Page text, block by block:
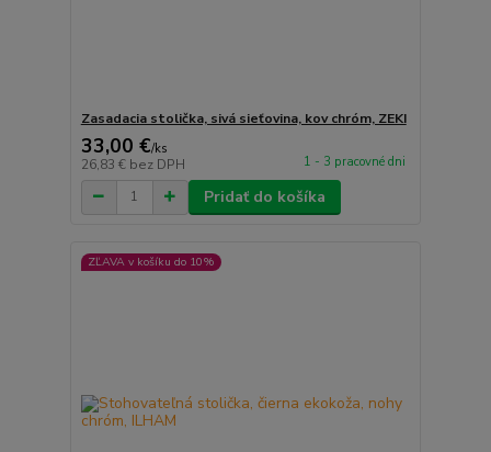
Zasadacia stolička, sivá sieťovina, kov chróm, ZEKI
33,00 €/ks
26,83 € bez DPH 1 - 3 pracovné dni
Pridať do košíka
ZĽAVA v košíku do 10%